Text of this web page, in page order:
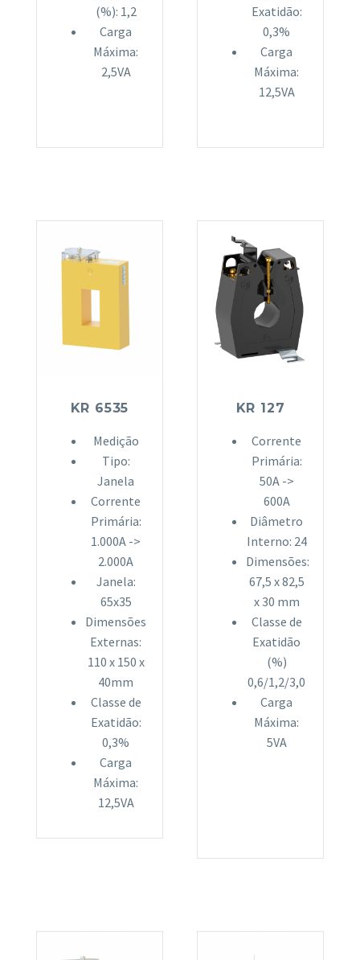
(%): 1,2
Carga
Máxima:
2,5VA
Exatidão:
0,3%
Carga
Máxima:
12,5VA
KR 6535
Medição
Tipo:
Janela
Corrente
Primária:
1.000A ->
2.000A
Janela:
65x35
Dimensões
Externas:
110 x 150 x
40mm
Classe de
Exatidão:
0,3%
Carga
Máxima:
12,5VA
KR 127
Corrente
Primária:
50A ->
600A
Diâmetro
Interno: 24
Dimensões:
67,5 x 82,5
x 30 mm
Classe de
Exatidão
(%)
0,6/1,2/3,0
Carga
Máxima:
5VA